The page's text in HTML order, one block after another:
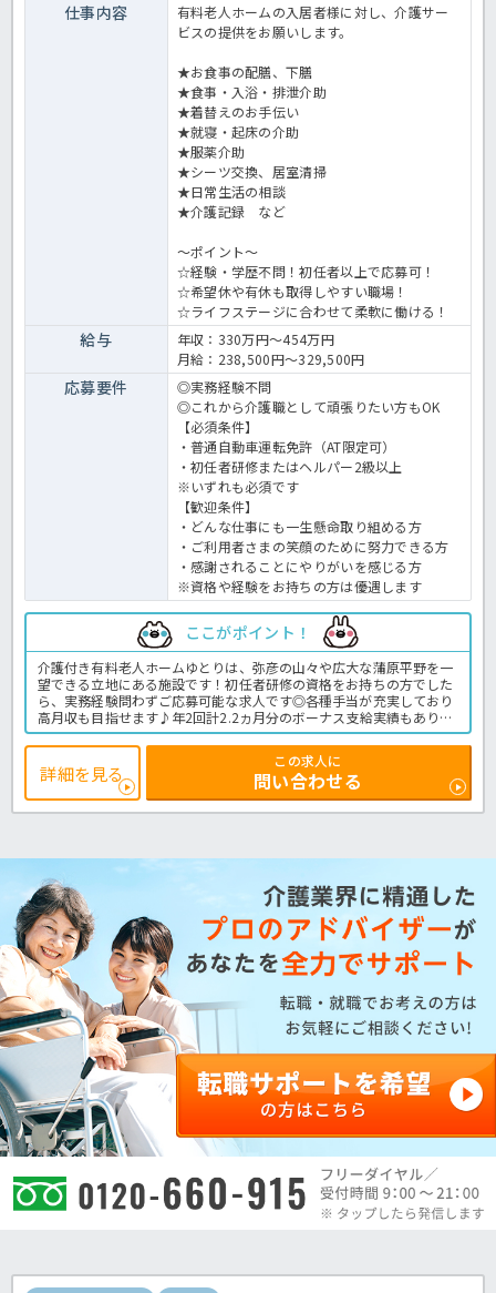
仕事内容
有料老人ホームの入居者様に対し、介護サー
ビスの提供をお願いします。
★お食事の配膳、下膳
★食事・入浴・排泄介助
★着替えのお手伝い
★就寝・起床の介助
★服薬介助
★シーツ交換、居室清掃
★日常生活の相談
★介護記録 など
～ポイント～
☆経験・学歴不問！初任者以上で応募可！
☆希望休や有休も取得しやすい職場！
☆ライフステージに合わせて柔軟に働ける！
給与
年収：330万円～454万円
月給：238,500円～329,500円
応募要件
◎実務経験不問
◎これから介護職として頑張りたい方もOK
【必須条件】
・普通自動車運転免許（AT限定可）
・初任者研修またはヘルパー2級以上
※いずれも必須です
【歓迎条件】
・どんな仕事にも一生懸命取り組める方
・ご利用者さまの笑顔のために努力できる方
・感謝されることにやりがいを感じる方
※資格や経験をお持ちの方は優遇します
ここがポイント！
介護付き有料老人ホームゆとりは、弥彦の山々や広大な蒲原平野を一
望できる立地にある施設です！初任者研修の資格をお持ちの方でした
ら、実務経験問わずご応募可能な求人です◎各種手当が充実しており
高月収も目指せます♪年2回計2.2ヵ月分のボーナス支給実績もあり、
月の残業時間が少なめなのも嬉しいポイントですね☆講習会や研修の
機会もあるので、働きながらスキルアップできますよ！製薬会社が母
体の安定基盤で働きませんか？ご興味がありましたら、まずはほっ介
護までお問合せ下さいね。有料老人ホームでの介護業務全般です。
＜介護職 正社員 有料老人ホームの求人＞
詳細を見る
この求人に
問い合わせる